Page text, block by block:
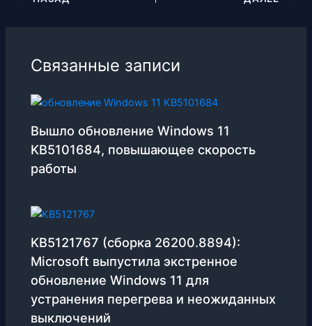
Связанные записи
Вышло обновление Windows 11
KB5101684, повышающее скорость
работы
KB5121767 (сборка 26200.8894):
Microsoft выпустила экстренное
обновление Windows 11 для
устранения перегрева и неожиданных
выключений